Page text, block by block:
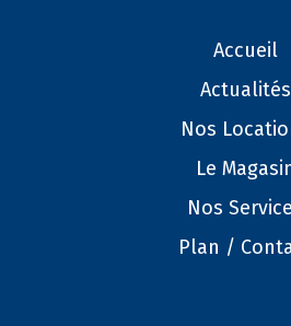
Accueil
Actualités
Nos
Le
Nos
Plan /